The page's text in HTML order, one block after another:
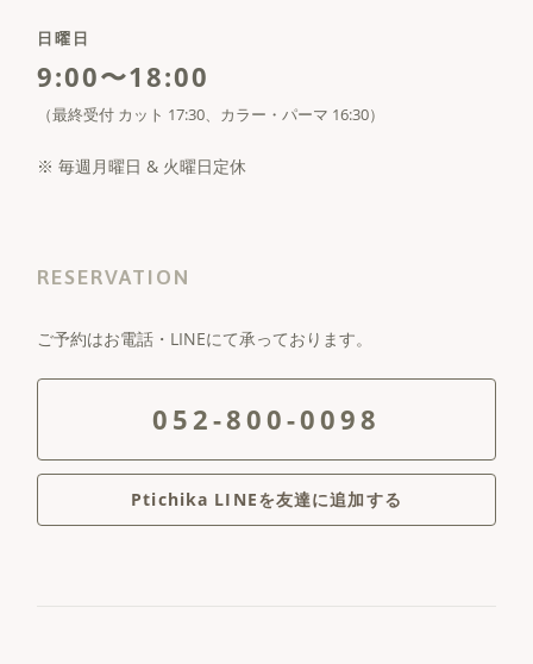
日曜日
9:00〜18:00
（最終受付 カット 17:30、カラー・パーマ 16:30）
※ 毎週月曜日 & 火曜日定休
RESERVATION
ご予約はお電話・LINEにて承っております。
052-800-0098
Ptichika LINEを友達に追加する